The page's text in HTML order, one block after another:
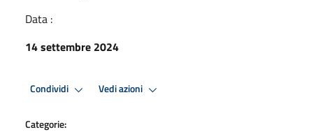
Data :
14 settembre 2024
Condividi Vedi azioni
Categorie: